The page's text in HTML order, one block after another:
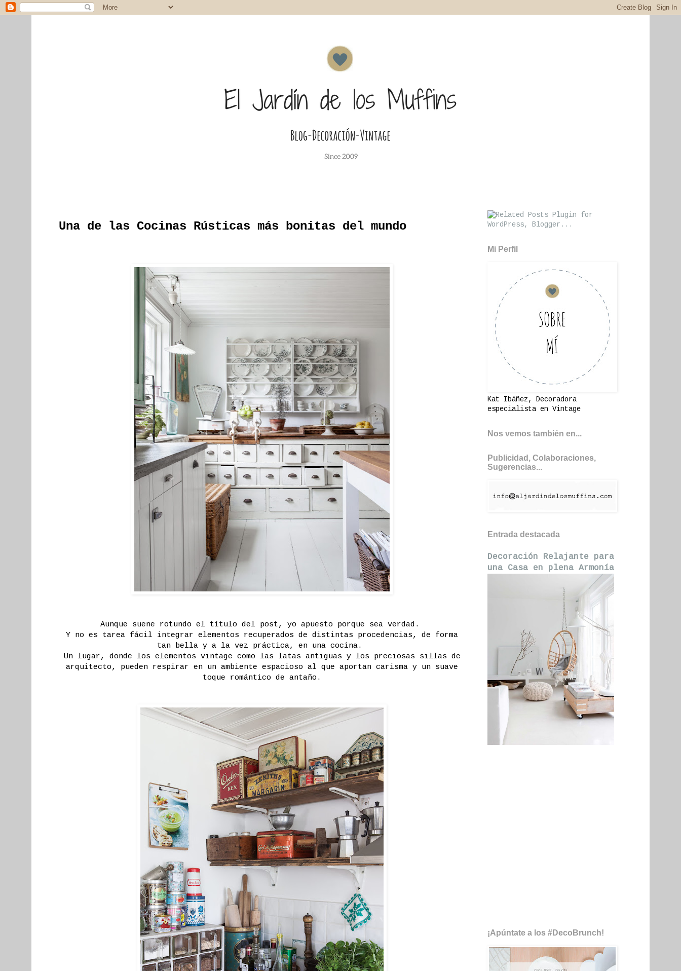
Una de las Cocinas Rústicas más bonitas del mundo
Aunque suene rotundo el título del post, yo apuesto porque sea verdad.
Y no es tarea fácil integrar elementos recuperados de distintas procedencias, de forma
tan bella y a la vez práctica, en una cocina.
Un lugar, donde los elementos vintage como las latas antiguas y los preciosas sillas de
arquitecto, pueden respirar en un ambiente espacioso al que aportan carisma y un suave
toque romántico de antaño.
Mi Perfil
Kat Ibáñez, Decoradora
especialista en Vintage
Nos vemos también en...
Publicidad, Colaboraciones,
Sugerencias...
Entrada destacada
Decoración Relajante para
una Casa en plena Armonía
¡Apúntate a los #DecoBrunch!